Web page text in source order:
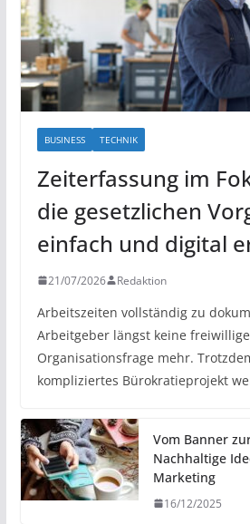
BUSINESS TECHNIK
Zeiterfassung im
die gesetzlichen
einfach und digital
21/07/2026 Redaktion
Arbeitszeiten vollständig zu
Arbeitgeber längst keine freiwillige
Organisationsfrage mehr.
kompliziertes Bürokratieprojekt
Vom Banner
Nachhaltige
Marketing
16/12/2025